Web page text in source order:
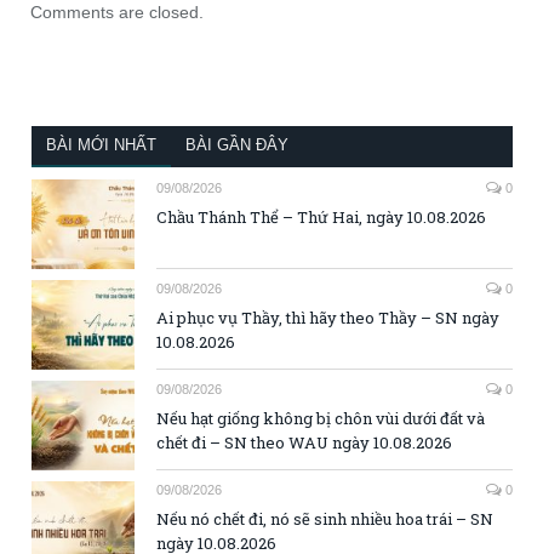
Comments are closed.
BÀI MỚI NHẤT BÀI GẦN ĐÂY
09/08/2026 0
Chầu Thánh Thể – Thứ Hai, ngày 10.08.2026
09/08/2026 0
Ai phục vụ Thầy, thì hãy theo Thầy – SN ngày
10.08.2026
09/08/2026 0
Nếu hạt giống không bị chôn vùi dưới đất và
chết đi – SN theo WAU ngày 10.08.2026
09/08/2026 0
Nếu nó chết đi, nó sẽ sinh nhiều hoa trái – SN
ngày 10.08.2026